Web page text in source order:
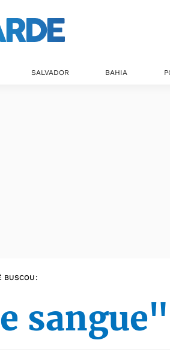
SALVADOR BAHIA
BUSCOU:
sangue"